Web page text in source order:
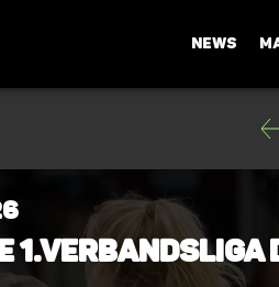
NEWS
1.Verbandsliga